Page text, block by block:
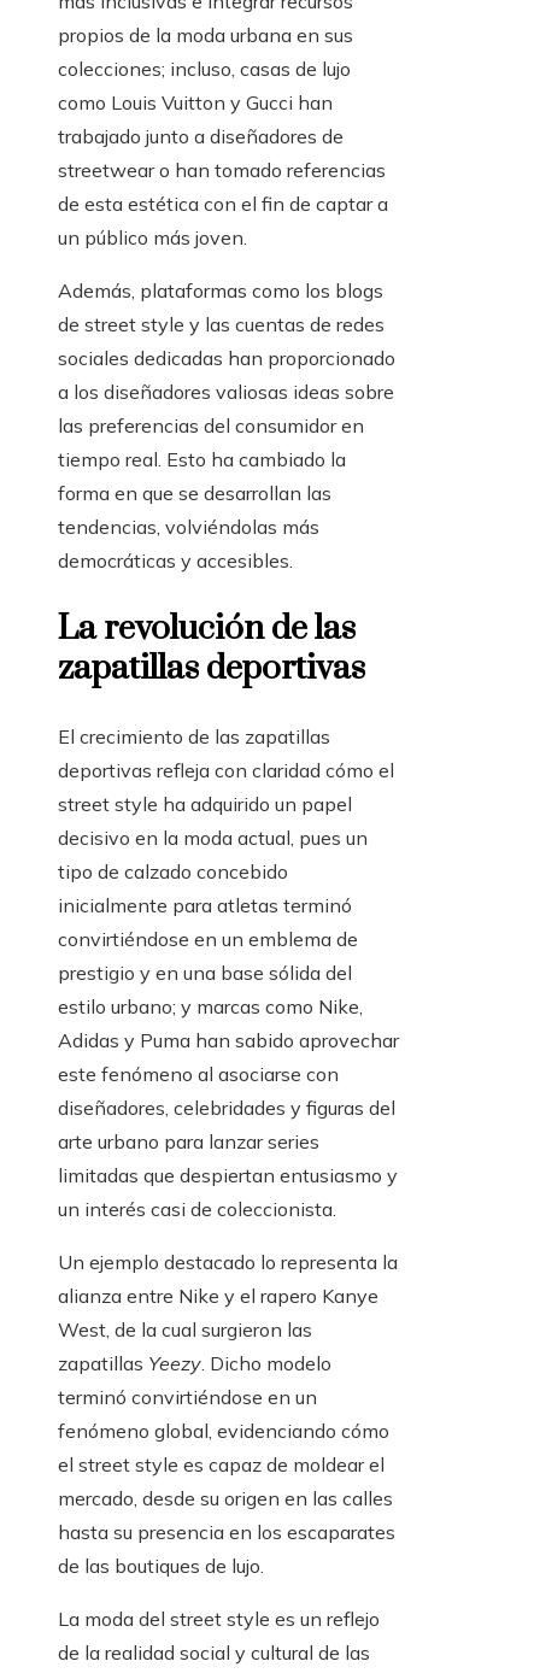
propios de la moda urbana en sus
colecciones; incluso, casas de lujo
como Louis Vuitton y Gucci han
trabajado junto a diseñadores de
streetwear o han tomado referencias
de esta estética con el fin de captar a
un público más joven.
Además, plataformas como los blogs
de street style y las cuentas de redes
sociales dedicadas han proporcionado
a los diseñadores valiosas ideas sobre
las preferencias del consumidor en
tiempo real. Esto ha cambiado la
forma en que se desarrollan las
tendencias, volviéndolas más
democráticas y accesibles.
La revolución de las
zapatillas deportivas
El crecimiento de las zapatillas
deportivas refleja con claridad cómo el
street style ha adquirido un papel
decisivo en la moda actual, pues un
tipo de calzado concebido
inicialmente para atletas terminó
convirtiéndose en un emblema de
prestigio y en una base sólida del
estilo urbano; y marcas como Nike,
Adidas y Puma han sabido aprovechar
este fenómeno al asociarse con
diseñadores, celebridades y figuras del
arte urbano para lanzar series
limitadas que despiertan entusiasmo y
un interés casi de coleccionista.
Un ejemplo destacado lo representa la
alianza entre Nike y el rapero Kanye
West, de la cual surgieron las
zapatillas Yeezy. Dicho modelo
terminó convirtiéndose en un
fenómeno global, evidenciando cómo
el street style es capaz de moldear el
mercado, desde su origen en las calles
hasta su presencia en los escaparates
de las boutiques de lujo.
La moda del street style es un reflejo
de la realidad social y cultural de las